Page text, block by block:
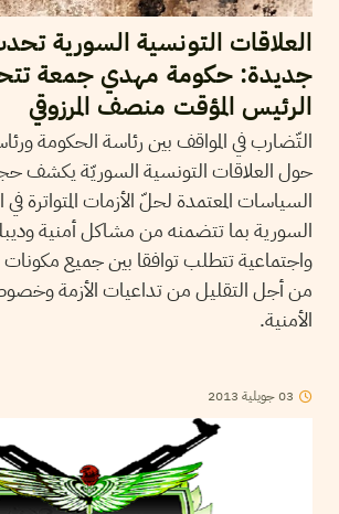
العلاقات التونسية السورية
جديدة: حكومة مهدي جمعة
الرئيس المؤقت منصف المرزوقي
التّضارب في المواقف بين رئاسة الحكومة
حول العلاقات التونسية السوريّة يكشف
السياسات المعتمدة لحلّ الأزمات المتواترة في
السورية بما تتضمنه من مشاكل أمنية
واجتماعية تتطلب توافقا بين جميع
من أجل التقليل من تداعيات الأزمة
الأمنية.
03جويلية 2013